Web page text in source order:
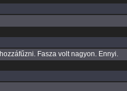
Fasza volt nagyon. Ennyi.